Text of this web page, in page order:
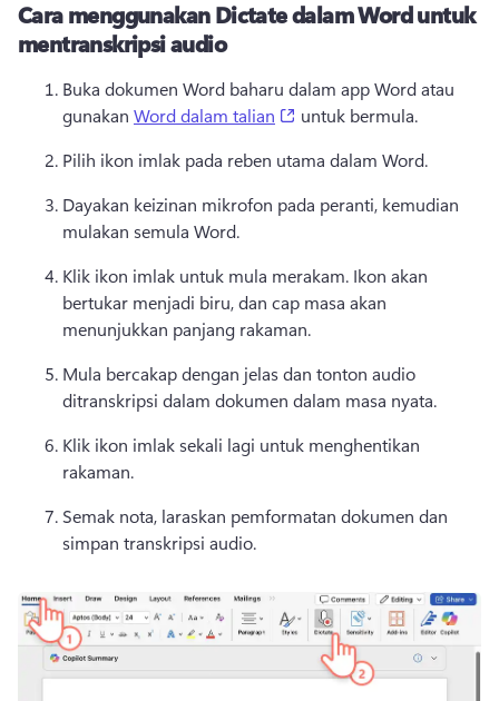
Cara menggunakan Dictate dalam Word untuk
mentranskripsi audio
Buka dokumen Word baharu dalam app Word atau
gunakan Word dalam talian (opens in a new tab)
untuk bermula.
Pilih ikon imlak pada reben utama dalam Word.
Dayakan keizinan mikrofon pada peranti, kemudian
mulakan semula Word.
Klik ikon imlak untuk mula merakam. Ikon akan
bertukar menjadi biru, dan cap masa akan
menunjukkan panjang rakaman.
Mula bercakap dengan jelas dan tonton audio
ditranskripsi dalam dokumen dalam masa nyata.
Klik ikon imlak sekali lagi untuk menghentikan
rakaman.
Semak nota, laraskan pemformatan dokumen dan
simpan transkripsi audio.